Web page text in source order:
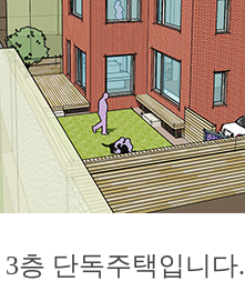
층 단독주택입니다.